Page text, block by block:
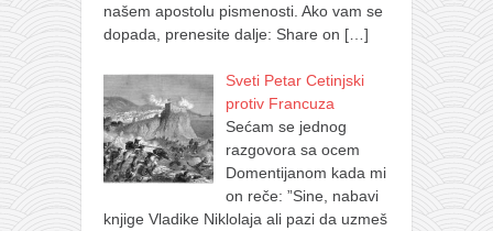
našem apostolu pismenosti. Ako vam se
dopada, prenesite dalje: Share on […]
Sveti Petar Cetinjski
protiv Francuza
Sećam se jednog
razgovora sa ocem
Domentijanom kada mi
on reče: ”Sine, nabavi
knjige Vladike Niklolaja ali pazi da uzmeš